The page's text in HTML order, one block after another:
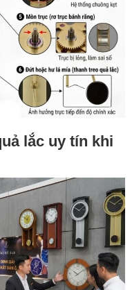
lắc uy tín khi